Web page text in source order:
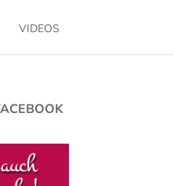
VIDEOS